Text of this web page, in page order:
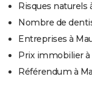
Risques naturels
Nombre de
Entreprises à
Prix immobilier
Référendum à